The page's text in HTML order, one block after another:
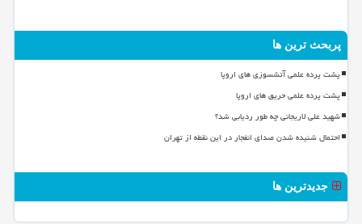
پربحث ترین ها
پشت پرده علمی آتشسوزی های اروپا
پشت پرده علمی حریق های اروپا
شهید علی لاریجانی چه طور ردیابی شد؟
احتمال شنیده شدن صدای انفجار در این نقطه از تهران
جدیدترین ها